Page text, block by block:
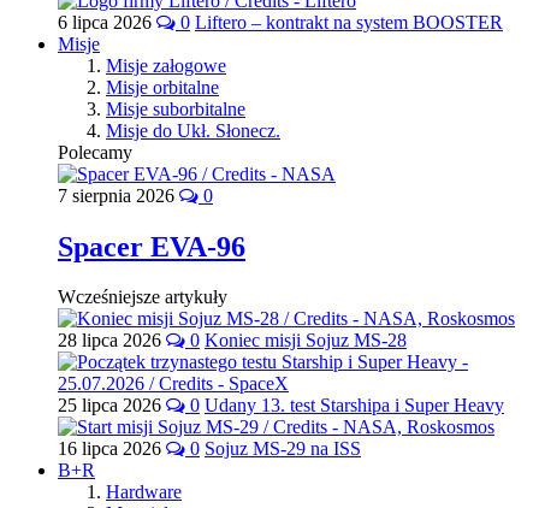
6 lipca 2026 0 Liftero – kontrakt na system BOOSTER
Misje
Misje załogowe
Misje orbitalne
Misje suborbitalne
Misje do Ukł. Słonecz.
Polecamy
7 sierpnia 2026 0
Spacer EVA-96
Wcześniejsze artykuły
28 lipca 2026 0 Koniec misji Sojuz MS-28
25 lipca 2026 0 Udany 13. test Starshipa i Super Heavy
16 lipca 2026 0 Sojuz MS-29 na ISS
B+R
Hardware